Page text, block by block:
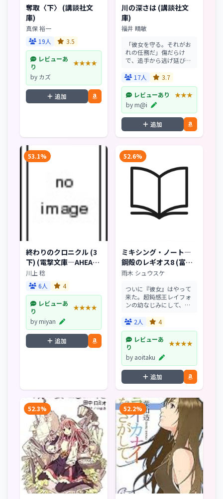
奪取〈下〉 (講談社文
庫)
真保 裕一
19人
3.5
レビューあ
り
★★★★
by カズ
追加
川の深さは (講談社文
庫)
福井 晴敏
「彼女を守る。それがお
れの任務だ」傷だらけ
で、追手から逃げ延びて
ていた熱いたぎりを見た
底なしの川に引き込まれ
てゆく。やがて浮かび上
がる敵の正体。風化しか
けた...
17人 3.7
レビューあり
★★★
by m@i
追加
53.1%
終わりのクロニクル (3
下) (電撃文庫―AHEAD
シリーズ (0963))
川上 稔
6人
4
レビューあ
り
★★★★
by miyan
追加
52.6%
ミキシング・ノート―
鋼殻のレギオス8 (富士
見ファンタジア文庫
雨木 シュウスケ
ついに『彼女』はやって
来た。超鈍感王レイフォ
ンの幼なじみにして、
ーリン・マーフェス。二
に久しぶりで、リーリン
にとっては何よりも待ち
望んでいたことのはずだ
った...
2人 4
レビューあ
り
★★★★
by aoitaku
追加
52.3% 52.2%